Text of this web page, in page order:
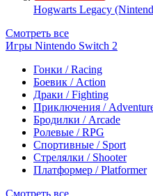
Hogwarts Legacy
Смотреть все
Игры Nintendo Switch 2
Гонки / Racing
Боевик / Action
Драки / Fighting
Приключения /
Бродилки / Arcade
Ролевые / RPG
Спортивные / Sport
Стрелялки / Shooter
Платформер / Platformer
Смотреть все